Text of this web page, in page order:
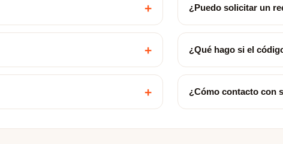
+ ¿Puedo solicitar un
+ ¿Qué hago si el
+ ¿Cómo contacto con